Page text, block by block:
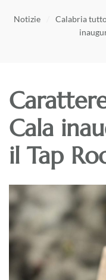
Notizie Calabria
Cala
il Tap